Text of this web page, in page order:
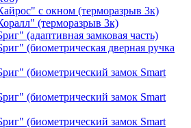
с окном (терморазрыв 3к)
(терморазрыв 3к)
(адаптивная замковая часть)
(биометрическая дверная ручка
(биометрический замок Smart
(биометрический замок Smart
(биометрический замок Smart